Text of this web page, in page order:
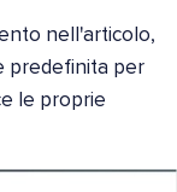
nell'articolo,
predefinita per
le proprie